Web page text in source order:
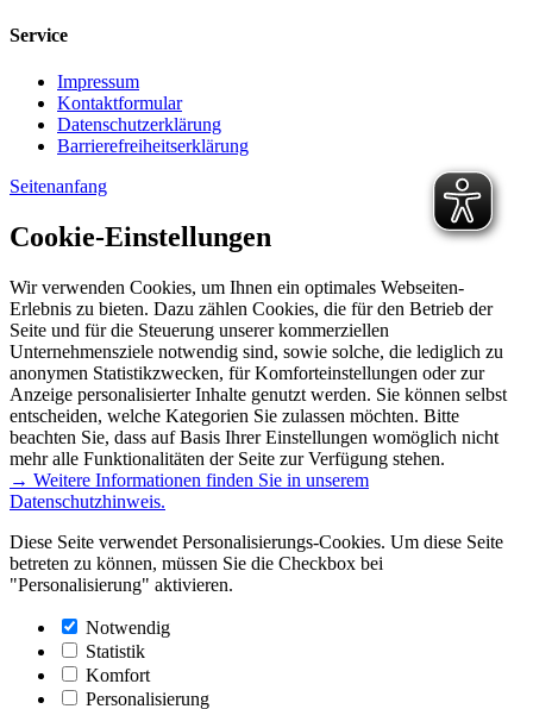
Service
Impressum
Kontaktformular
Datenschutzerklärung
Barrierefreiheitserklärung
Seitenanfang
Cookie-Einstellungen
Wir verwenden Cookies, um Ihnen ein optimales Webseiten-
Erlebnis zu bieten. Dazu zählen Cookies, die für den Betrieb der
Seite und für die Steuerung unserer kommerziellen
Unternehmensziele notwendig sind, sowie solche, die lediglich zu
anonymen Statistikzwecken, für Komforteinstellungen oder zur
Anzeige personalisierter Inhalte genutzt werden. Sie können selbst
entscheiden, welche Kategorien Sie zulassen möchten. Bitte
beachten Sie, dass auf Basis Ihrer Einstellungen womöglich nicht
mehr alle Funktionalitäten der Seite zur Verfügung stehen.
→ Weitere Informationen finden Sie in unserem
Datenschutzhinweis.
Diese Seite verwendet Personalisierungs-Cookies. Um diese Seite
betreten zu können, müssen Sie die Checkbox bei
"Personalisierung" aktivieren.
Notwendig
Statistik
Komfort
Personalisierung